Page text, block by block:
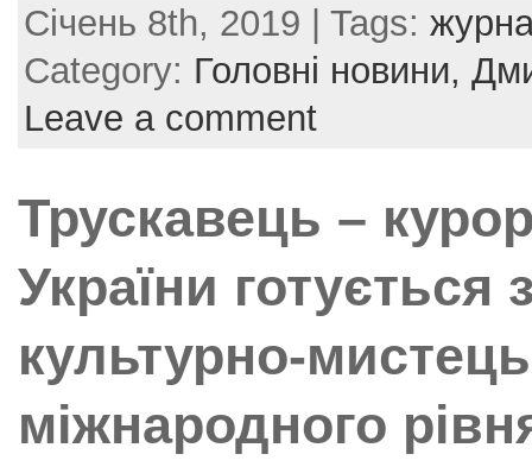
c
e
b
k
itt
er
er
e
st
ai
l
ar
e
Січень 8th, 2019 | Tags:
Category: Головні новини,
Leave a comment
Трускавець –
України готується
культурно-
міжнародного